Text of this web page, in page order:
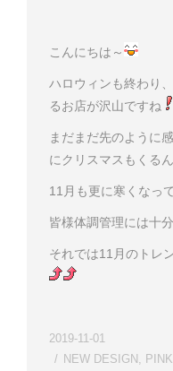
こんにちは～
ハロウィンも終わり
るお店が沢山ですね
まだまだ先のように
にクリスマスもくる
11月も更に寒くなっ
皆様体調管理には十
それでは11月のトレ
2019-11-01
NEW DESIGN ,